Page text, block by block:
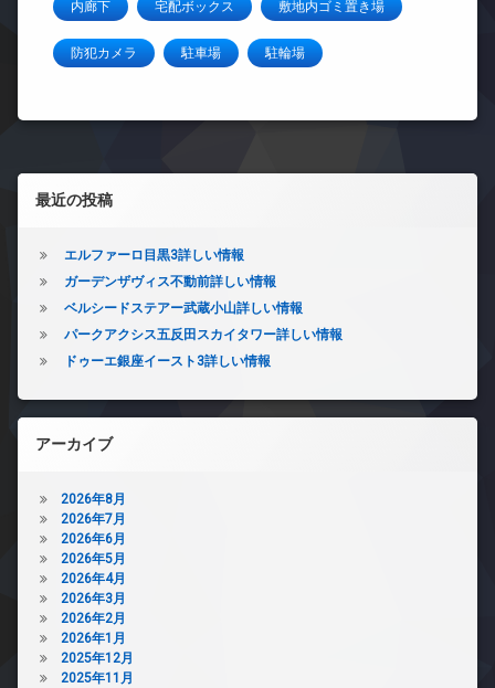
内廊下 宅配ボックス 敷地内ゴミ置き場
防犯カメラ 駐車場 駐輪場
左サイドバー
最近の投稿
エルファーロ目黒3詳しい情報
ガーデンザヴィス不動前詳しい情報
ベルシードステアー武蔵小山詳しい情報
パークアクシス五反田スカイタワー詳しい情報
ドゥーエ銀座イースト3詳しい情報
アーカイブ
2026年8月
2026年7月
2026年6月
2026年5月
2026年4月
2026年3月
2026年2月
2026年1月
2025年12月
2025年11月